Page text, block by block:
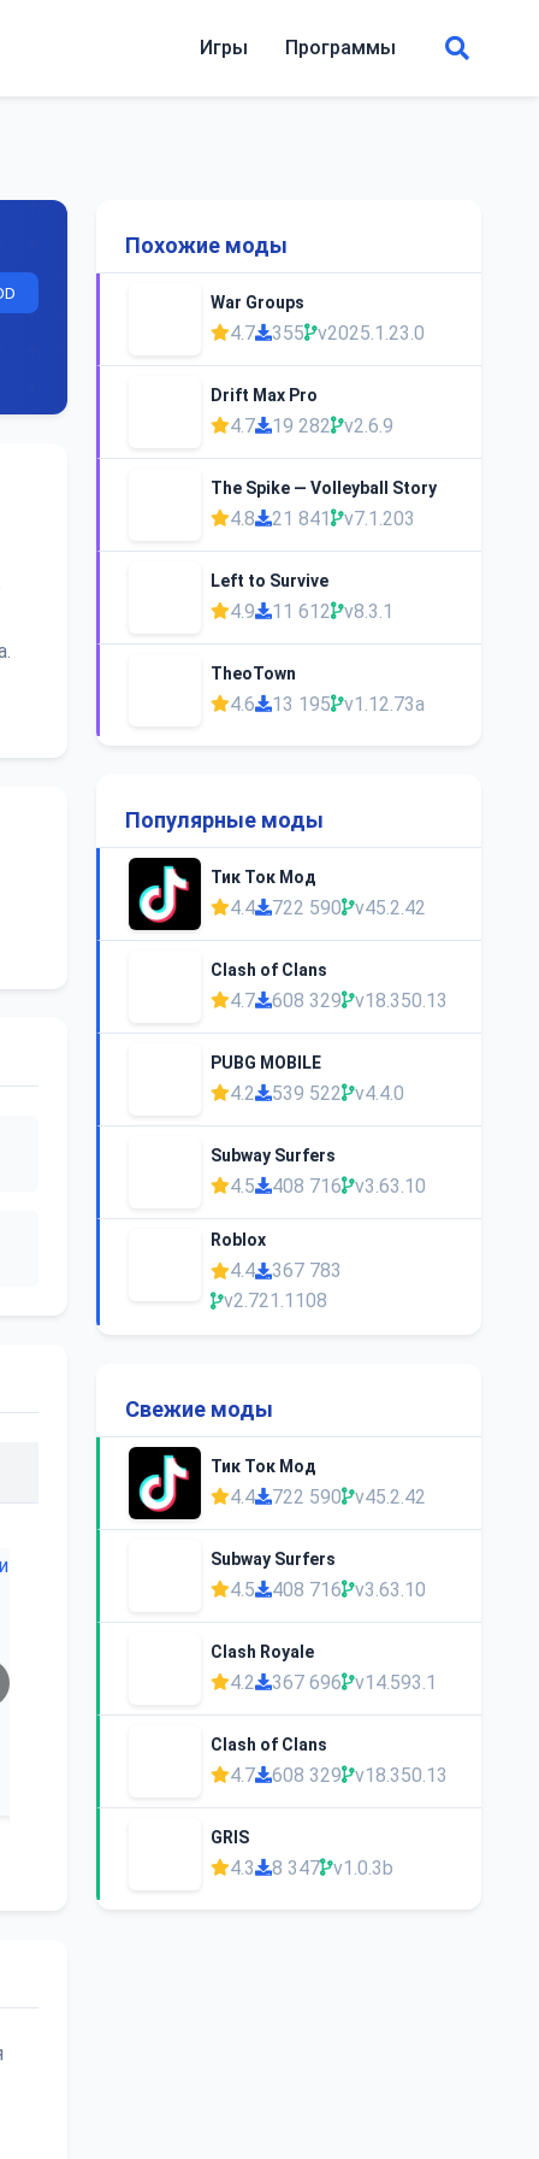
Игры Программы
Похожие моды
War Groups
4.7 355 v2025.1.23.0
Drift Max Pro
4.7 19 282 v2.6.9
The Spike — Volleyball Story
4.8 21 841 v7.1.203
Left to Survive
4.9 11 612 v8.3.1
TheoTown
4.6 13 195 v1.12.73a
Популярные моды
Тик Ток Мод
4.4 722 590 v45.2.42
Clash of Clans
4.7 608 329 v18.350.13
PUBG MOBILE
4.2 539 522 v4.4.0
Subway Surfers
4.5 408 716 v3.63.10
Roblox
4.4
367 783
v2.721.1108
Свежие моды
Тик Ток Мод
4.4 722 590 v45.2.42
Subway Surfers
4.5 408 716 v3.63.10
Clash Royale
4.2 367 696 v14.593.1
Clash of Clans
4.7 608 329 v18.350.13
GRIS
4.3 8 347 v1.0.3b